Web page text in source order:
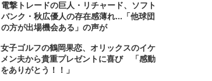
電撃トレードの巨人・リチャード、ソフト
バンク・秋広優人の存在感薄れ...「他球団
の方が出場機会ある」の声が
女子ゴルフの鶴岡果恋、オリックスのイケ
メン夫から貴重プレゼントに喜び 「感動
をありがとう！！」